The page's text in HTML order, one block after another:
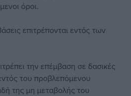
όροι.
επιτρέπονται εντός των
την επέμβαση σε δασικές
του προβλεπόμενου
της μη μεταβολής του